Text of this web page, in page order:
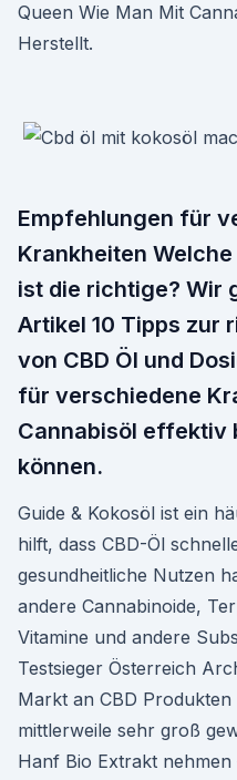
Queen Wie Man Mit
Herstellt.
Empfehlungen für
Krankheiten
ist die richtige? Wir
Artikel 10 Tipps zur
von CBD Öl und
für verschiedene
Cannabisöl effektiv
können.
Guide & Kokosöl ist ein
hilft, dass CBD-Öl
gesundheitliche Nutzen
andere Cannabinoide,
Vitamine und andere
Testsieger Österreich
Markt an CBD Produkten
mittlerweile sehr groß
Hanf Bio Extrakt nehmen